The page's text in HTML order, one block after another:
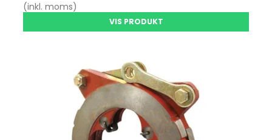
(inkl. moms)
VIS PRODUKT